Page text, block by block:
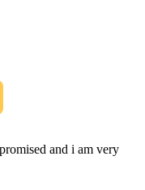
and i am very